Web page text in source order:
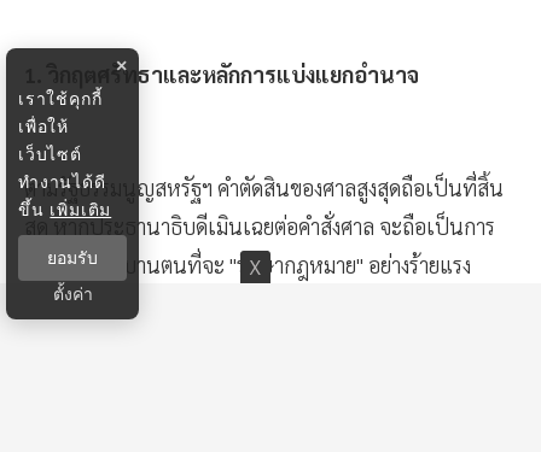
1. วิกฤตศรัทธาและหลักการแบ่งแยกอำนาจ
ตามรัฐธรรมนูญสหรัฐฯ คำตัดสินของศาลสูงสุดถือเป็นที่สิ้น
สุด หากประธานาธิบดีเมินเฉยต่อคำสั่งศาล จะถือเป็นการ
ละเมิดคำสาบานตนที่จะ "รักษากฎหมาย" อย่างร้ายแรง
×
เราใช้คุกกี้
เพื่อให้
เว็บไซต์
ทำงานได้ดี
ขึ้น เพิ่มเติม
ยอมรับ
ตั้งค่า